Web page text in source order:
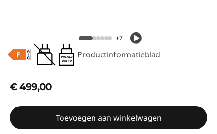
+7
20W-60W
USB PD
Productinformatieblad
€ 499,00
Toevoegen aan winkelwagen